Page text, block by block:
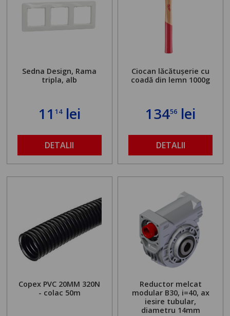
Sedna Design, Rama
tripla, alb
11 14lei
DETALII
Ciocan lăcătușerie cu
coadă din lemn 1000g
13456 lei
DETALII
Copex PVC 20MM 320N
- colac 50m
Reductor melcat
modular B30, i=40, ax
iesire tubular,
diametru 14mm